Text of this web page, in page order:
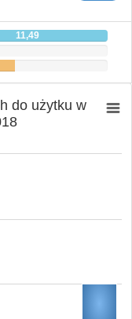
11,49
do użytku w